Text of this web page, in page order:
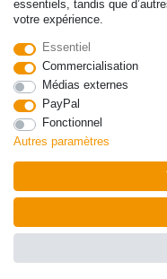
prix indiqués par le Vendeur
en Euros TTC. Les conditions
essentiels, tandis que
votre expérience.
Essentiel
Commercialisation
Médias externes
PayPal
Fonctionnel
Autres paramètres
Rétracter le contrat